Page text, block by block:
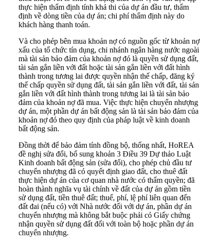
thực hiện thẩm định tính khả thi của dự án đầu tư, thẩm
định về dòng tiền của dự án; chi phí thẩm định này do
khách hàng thanh toán.
Và cho phép bên mua khoản nợ có nguồn gốc từ khoản nợ
xấu của tổ chức tín dụng, chi nhánh ngân hàng nước ngoài
mà tài sản bảo đảm của khoản nợ đó là quyền sử dụng đất,
tài sản gắn liền với đất hoặc tài sản gắn liền với đất hình
thành trong tương lai được quyền nhận thế chấp, đăng ký
thế chấp quyền sử dụng đất, tài sản gắn liền với đất, tài sản
gắn liền với đất hình thành trong tương lai là tài sản bảo
đảm của khoản nợ đã mua. Việc thực hiện chuyển nhượng
dự án, một phần dự án bất động sản là tài sản bảo đảm của
khoản nợ đó theo quy định của pháp luật về kinh doanh
bất động sản.
Đồng thời để bảo đảm tính đồng bộ, thống nhất, HoREA
đề nghị sửa đổi, bổ sung khoản 3 Điều 39 Dự thảo Luật
Kinh doanh bất động sản (sửa đổi), cho phép chủ đầu tư
chuyển nhượng đã có quyết định giao đất, cho thuê đất
thực hiện dự án của cơ quan nhà nước có thẩm quyền; đã
hoàn thành nghĩa vụ tài chính về đất của dự án gồm tiền
sử dụng đất, tiền thuê đất; thuế, phí, lệ phí liên quan đến
đất đai (nếu có) với Nhà nước đối với dự án, phần dự án
chuyển nhượng mà không bắt buộc phải có Giấy chứng
nhận quyền sử dụng đất đối với toàn bộ hoặc phần dự án
chuyển nhượng.